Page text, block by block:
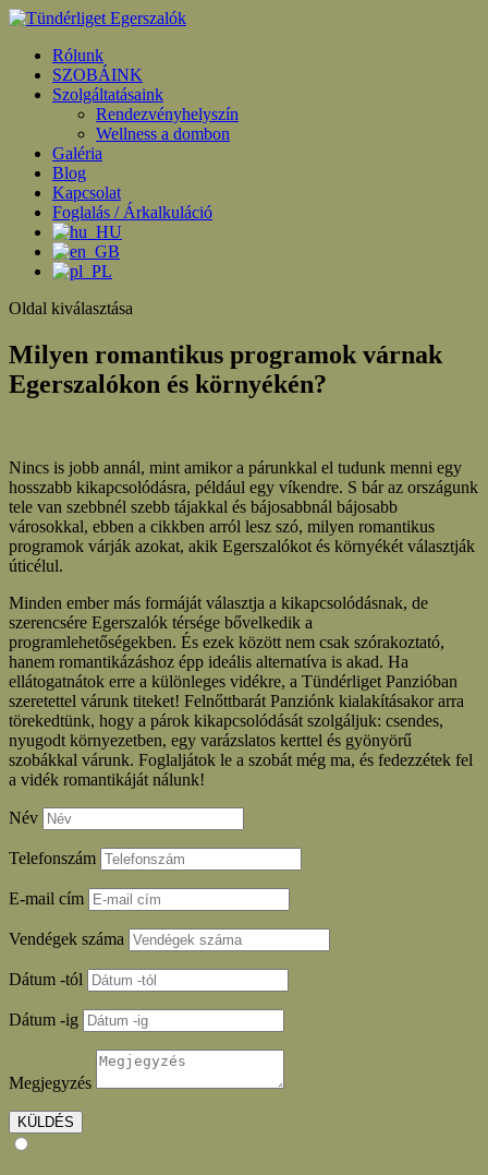
Rólunk
SZOBÁINK
Szolgáltatásaink
Rendezvényhelyszín
Wellness a dombon
Galéria
Blog
Kapcsolat
Foglalás / Árkalkuláció
Oldal kiválasztása
Milyen romantikus programok várnak
Egerszalókon és környékén?
Nincs is jobb annál, mint amikor a párunkkal el tudunk menni egy
hosszabb kikapcsolódásra, például egy víkendre. S bár az országunk
tele van szebbnél szebb tájakkal és bájosabbnál bájosabb
városokkal, ebben a cikkben arról lesz szó, milyen romantikus
programok várják azokat, akik Egerszalókot és környékét választják
úticélul.
Minden ember más formáját választja a kikapcsolódásnak, de
szerencsére Egerszalók térsége bővelkedik a
programlehetőségekben. És ezek között nem csak szórakoztató,
hanem romantikázáshoz épp ideális alternatíva is akad. Ha
ellátogatnátok erre a különleges vidékre, a Tündérliget Panzióban
szeretettel várunk titeket! Felnőttbarát Panziónk kialakításakor arra
törekedtünk, hogy a párok kikapcsolódását szolgáljuk: csendes,
nyugodt környezetben, egy varázslatos kerttel és gyönyörű
szobákkal várunk. Foglaljátok le a szobát még ma, és fedezzétek fel
a vidék romantikáját nálunk!
Név
Telefonszám
E-mail cím
Vendégek száma
Dátum -tól
Dátum -ig
Megjegyzés
KÜLDÉS